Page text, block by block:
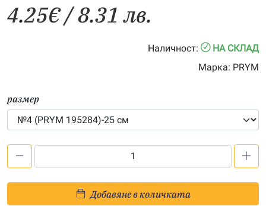
4.25€/ 8.31 лв.
Наличност:
НА СКЛАД
Марка: PRYM
размер
Добавяне в количката